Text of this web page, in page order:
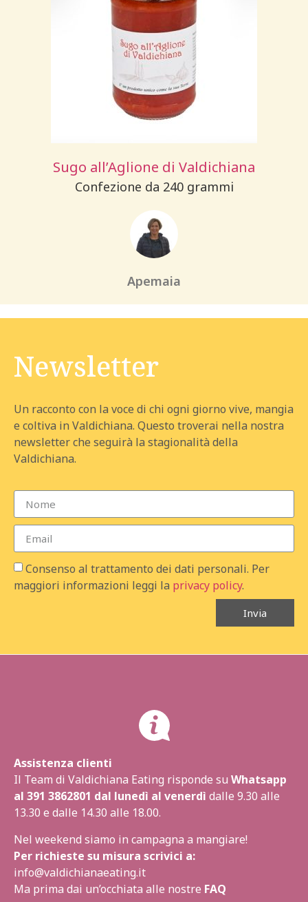
Sugo all’Aglione di Valdichiana
Confezione da 240 grammi
Apemaia
Newsletter
Un racconto con la voce di chi ogni giorno vive, mangia
e coltiva in Valdichiana. Questo troverai nella nostra
newsletter che seguirà la stagionalità della
Valdichiana.
Consenso al trattamento dei dati personali. Per
maggiori informazioni leggi la privacy policy.
Invia
Assistenza clienti
Il Team di Valdichiana Eating risponde su Whatsapp
al 391 3862801 dal lunedì al venerdì dalle 9.30 alle
13.30 e dalle 14.30 alle 18.00.
Nel weekend siamo in campagna a mangiare!
Per richieste su misura scrivici a:
info@valdichianaeating.it
Ma prima dai un’occhiata alle nostre FAQ